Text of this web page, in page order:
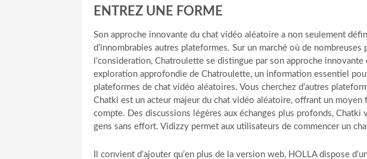
ENTREZ UNE FORME
Son approche innovante du chat vidéo aléatoire a non seulement
d’innombrables autres plateformes. Sur un marché où de
l’consideration, Chatroulette se distingue par son approche
exploration approfondie de Chatroulette, un information essentiel
plateformes de chat vidéo aléatoires. Vous cherchez d’autres
Chatki est un acteur majeur du chat vidéo aléatoire, offrant un moyen
compte. Des discussions légères aux échanges plus profonds,
gens sans effort. Vidizzy permet aux utilisateurs de commencer un
Il convient d’ajouter qu’en plus de la version web, HOLLA dispose